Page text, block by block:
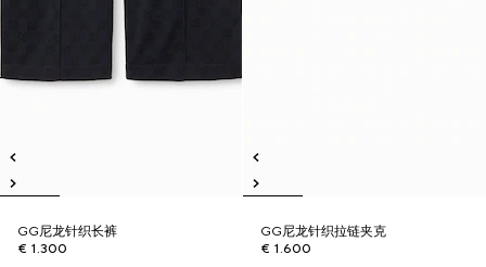
GG尼龙针织长裤
€ 1.300
GG尼龙针织拉链夹克
€ 1.600